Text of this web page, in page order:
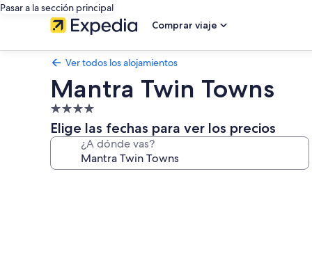
Pasar a la sección principal
Comprar viaje
Ver todos los alojamientos
Mantra Twin Towns
Alojamiento
de
4.0 estrellas
Elige las fechas para ver los precios
¿A dónde vas?